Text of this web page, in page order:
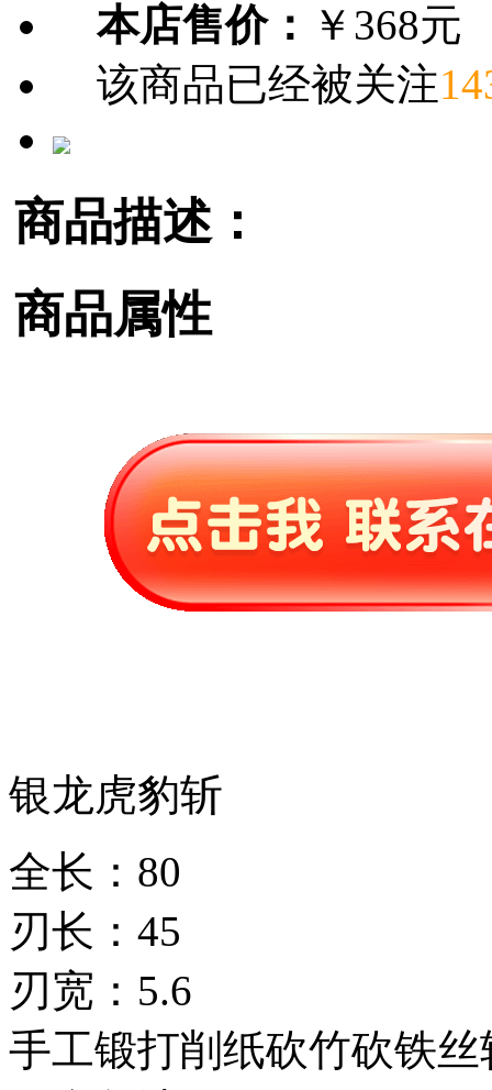
本店售价： ￥368元
该商品已经被关注
商品描述：
商品属性
银龙虎豹斩
全长：80
刃长：45
刃宽：5.6
手工锻打削纸砍竹砍铁